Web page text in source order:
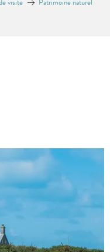
visite
Patrimoine naturel